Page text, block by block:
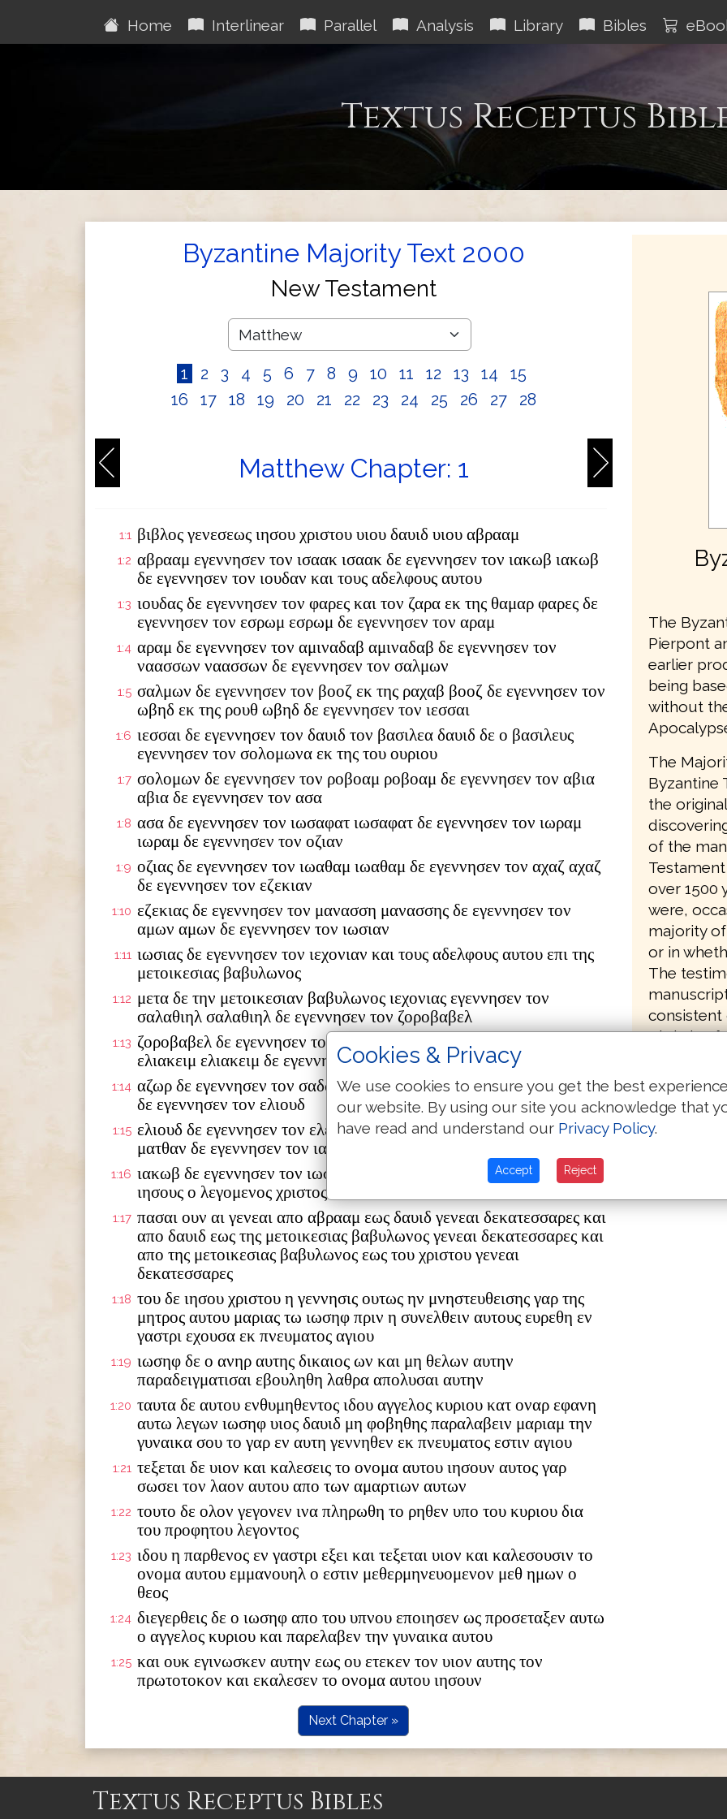
Home Interlinear Parallel Analysis Library Bibles
Textus Receptus
Byzantine Majority Text 2000
New Testament
1 2 3 4 5 6 7 8 9 10 11 12 13 14
15
16
17 18 19 20 21 22 23 24 25 26 27 28
Matthew Chapter: 1
1:1 βιβλος γενεσεως ιησου χριστου υιου δαυιδ υιου αβρααμ
1:2 αβρααμ εγεννησεν τον ισαακ ισαακ δε εγεννησεν τον ιακωβ ιακωβ
δε εγεννησεν τον ιουδαν και τους αδελφους αυτου
1:3 ιουδας δε εγεννησεν τον φαρες και τον ζαρα εκ της θαμαρ φαρες δε
εγεννησεν τον εσρωμ εσρωμ δε εγεννησεν τον αραμ
1:4 αραμ δε εγεννησεν τον αμιναδαβ αμιναδαβ δε εγεννησεν τον
ναασσων ναασσων δε εγεννησεν τον σαλμων
1:5 σαλμων δε εγεννησεν τον βοοζ εκ της ραχαβ βοοζ δε εγεννησεν τον
ωβηδ εκ της ρουθ ωβηδ δε εγεννησεν τον ιεσσαι
1:6 ιεσσαι δε εγεννησεν τον δαυιδ τον βασιλεα δαυιδ δε ο βασιλευς
εγεννησεν τον σολομωνα εκ της του ουριου
1:7 σολομων δε εγεννησεν τον ροβοαμ ροβοαμ δε εγεννησεν τον αβια
αβια δε εγεννησεν τον ασα
1:8 ασα δε εγεννησεν τον ιωσαφατ ιωσαφατ δε εγεννησεν τον ιωραμ
ιωραμ δε εγεννησεν τον οζιαν
1:9 οζιας δε εγεννησεν τον ιωαθαμ ιωαθαμ δε εγεννησεν τον αχαζ αχαζ
δε εγεννησεν τον εζεκιαν
1:10 εζεκιας δε εγεννησεν τον μανασση μανασσης δε εγεννησεν τον
αμων αμων δε εγεννησεν τον ιωσιαν
1:11 ιωσιας δε εγεννησεν τον ιεχονιαν και τους αδελφους αυτου επι της
μετοικεσιας βαβυλωνος
1:12 μετα δε την μετοικεσιαν βαβυλωνος ιεχονιας εγεννησεν τον
σαλαθιηλ σαλαθιηλ δε εγεννησεν τον ζοροβαβελ
1:13 ζοροβαβελ δε εγεννησεν τον αβιουδ αβιουδ δε εγεννησεν τον
ελιακειμ ελιακειμ δε εγεννησεν τον αζωρ
1:14 αζωρ δε εγεννησεν τον σαδωκ σαδωκ δε εγεννησεν τον αχειμ αχειμ
δε εγεννησεν τον ελιουδ
1:15 ελιουδ δε εγεννησεν τον ελεαζαρ ελεαζαρ δε εγεννησεν τον ματθαν
ματθαν δε εγεννησεν τον ιακωβ
1:16 ιακωβ δε εγεννησεν τον ιωσηφ τον ανδρα μαριας εξ ης εγεννηθη
ιησους ο λεγομενος χριστος
1:17 πασαι ουν αι γενεαι απο αβρααμ εως δαυιδ γενεαι δεκατεσσαρες και
απο δαυιδ εως της μετοικεσιας βαβυλωνος γενεαι δεκατεσσαρες και
απο της μετοικεσιας βαβυλωνος εως του χριστου γενεαι
δεκατεσσαρες
1:18 του δε ιησου χριστου η γεννησις ουτως ην μνηστευθεισης γαρ της
μητρος αυτου μαριας τω ιωσηφ πριν η συνελθειν αυτους ευρεθη εν
γαστρι εχουσα εκ πνευματος αγιου
1:19 ιωσηφ δε ο ανηρ αυτης δικαιος ων και μη θελων αυτην
παραδειγματισαι εβουληθη λαθρα απολυσαι αυτην
1:20 ταυτα δε αυτου ενθυμηθεντος ιδου αγγελος κυριου κατ οναρ εφανη
αυτω λεγων ιωσηφ υιος δαυιδ μη φοβηθης παραλαβειν μαριαμ την
γυναικα σου το γαρ εν αυτη γεννηθεν εκ πνευματος εστιν αγιου
1:21 τεξεται δε υιον και καλεσεις το ονομα αυτου ιησουν αυτος γαρ
σωσει τον λαον αυτου απο των αμαρτιων αυτων
1:22 τουτο δε ολον γεγονεν ινα πληρωθη το ρηθεν υπο του κυριου δια
του προφητου λεγοντος
1:23 ιδου η παρθενος εν γαστρι εξει και τεξεται υιον και καλεσουσιν το
ονομα αυτου εμμανουηλ ο εστιν μεθερμηνευομενον μεθ ημων ο
θεος
1:24 διεγερθεις δε ο ιωσηφ απο του υπνου εποιησεν ως προσεταξεν αυτω
ο αγγελος κυριου και παρελαβεν την γυναικα αυτου
1:25 και ουκ εγινωσκεν αυτην εως ου ετεκεν τον υιον αυτης τον
πρωτοτοκον και εκαλεσεν το ονομα αυτου ιησουν
Next Chapter »
The
Pierpont
earlier
being
without
The
Byzantine
the
of the
over 1500
were,
majority
or in
The
consistent
Christian
Textus Receptus Bibles
Cookies & Privacy
We use cookies to ensure you get the best
our website. By using our site you acknowledge that
have read and understand our Privacy Policy.
Accept Reject